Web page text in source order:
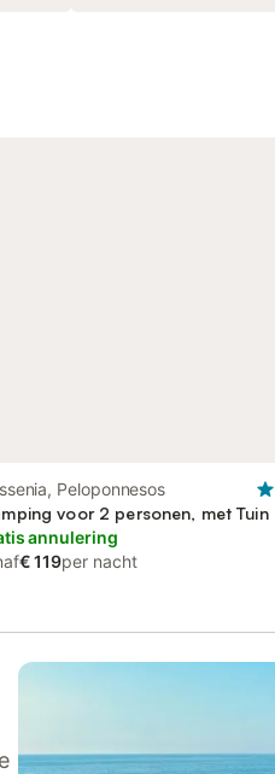
Peloponnesos
voor 2 personen, met Tuin
annulering
€ 119per nacht